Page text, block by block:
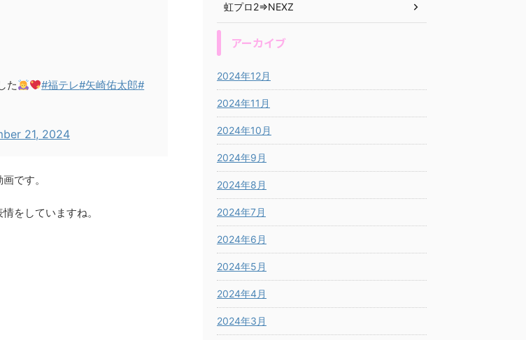
た #福テレ#矢崎佑太郎#
21, 2024
です。
をしていますね。
虹プロ2⇒NEXZ
アーカイブ
2024年12月
2024年11月
2024年10月
2024年9月
2024年8月
2024年7月
2024年6月
2024年5月
2024年4月
2024年3月